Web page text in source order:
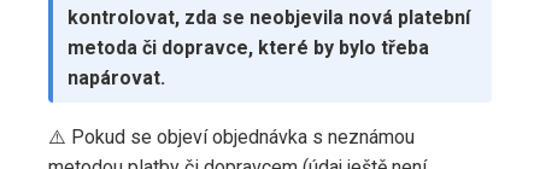
kontrolovat, zda se neobjevila nová platební
metoda či dopravce, které by bylo třeba
napárovat.
⚠️ Pokud se objeví objednávka s neznámou